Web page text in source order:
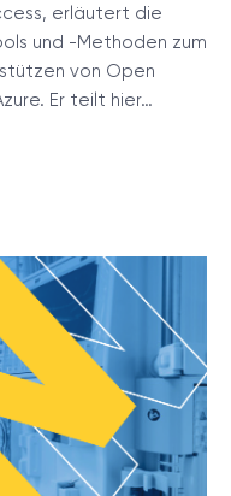
erläutert die
und -Methoden zum
von Open
Er teilt hier…